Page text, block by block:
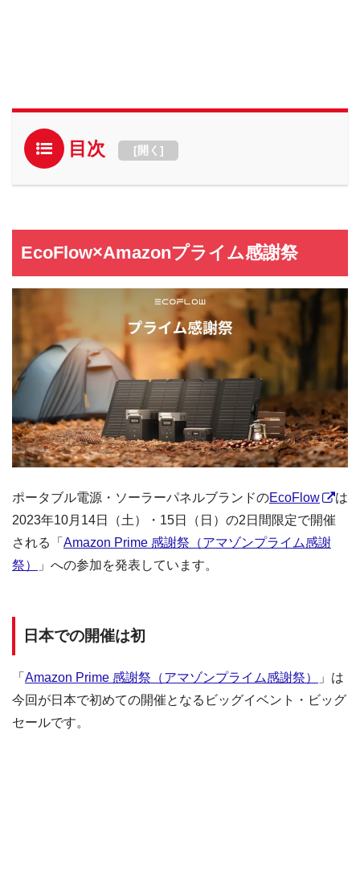
目次 [開く ]
EcoFlow×Amazonプライム感謝祭
ポータブル電源・ソーラーパネルブランドのEcoFlow
は
2023年10月14日（土）・15日（日）の2日間限定で開催
される「 Amazon Prime 感謝祭（アマゾンプライム感謝
祭）
」への参加を発表しています。
日本での開催は初
「 Amazon Prime 感謝祭（アマゾンプライム感謝祭）
」は
今回が日本で初めての開催となるビッグイベント・ビッグ
セールです。